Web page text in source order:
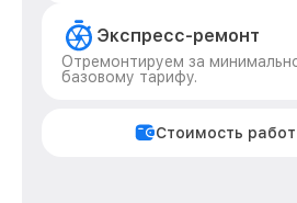
Экспресс-ремонт
Отремонтируем за
базовому тарифу.
Стоимость работ